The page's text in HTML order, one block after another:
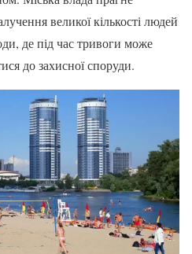
великої кількості людей
де під час тривоги може
до захисної споруди.